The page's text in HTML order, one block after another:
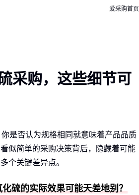
爱采购首页
采购，这些细节可
是否认为规格相同就意味着产品品质
似简单的采购决策背后，隐藏着可能
个关键差异点。
硫的实际效果可能天差地别？